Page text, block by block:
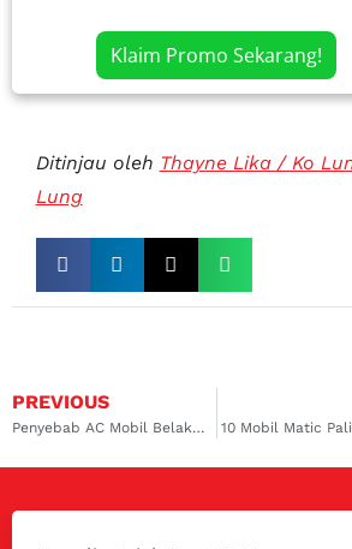
Klaim Promo Sekarang!
Ditinjau oleh Thayne Lika / Ko
Lung
PREVIOUS
Penyebab AC Mobil Belakang Tidak Dingin, Ada yang Rusak?